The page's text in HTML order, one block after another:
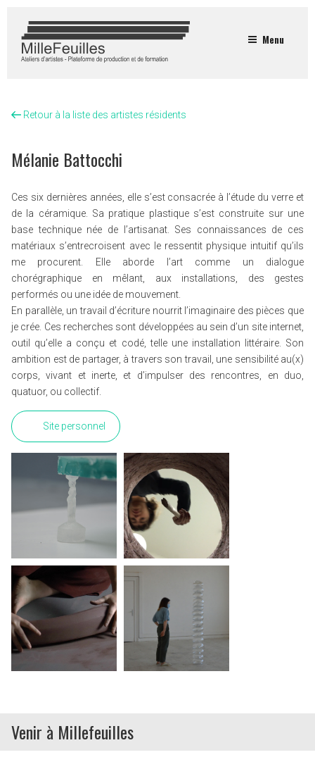
Menu
Retour à la liste des artistes résidents
Mélanie Battocchi
Ces six dernières années, elle s’est consacrée à l’étude du verre et
de la céramique. Sa pratique plastique s’est construite sur une
base technique née de l’artisanat. Ses connaissances de ces
matériaux s’entrecroisent avec le ressentit physique intuitif qu’ils
me procurent. Elle aborde l’art comme un dialogue
chorégraphique en mêlant, aux installations, des gestes
performés ou une idée de mouvement.
En parallèle, un travail d’écriture nourrit l’imaginaire des pièces que
je crée. Ces recherches sont développées au sein d’un site internet,
outil qu’elle a conçu et codé, telle une installation littéraire. Son
ambition est de partager, à travers son travail, une sensibilité au(x)
corps, vivant et inerte, et d’impulser des rencontres, en duo,
quatuor, ou collectif.
Site personnel
Venir à Millefeuilles